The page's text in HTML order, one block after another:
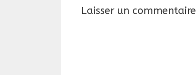
Laisser un commentaire